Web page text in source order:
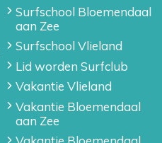
Surfschool Bloemendaal
aan Zee
Surfschool Vlieland
Lid worden Surfclub
Vakantie Vlieland
Vakantie Bloemendaal
aan Zee